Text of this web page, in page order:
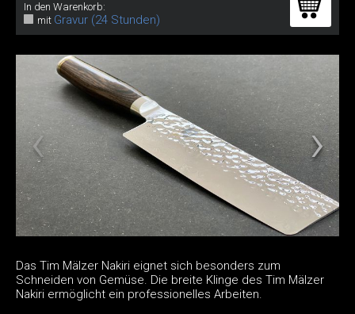
In den Warenkorb:
mit Gravur (24 Stunden)
Das Tim Mälzer Nakiri eignet sich besonders zum
Schneiden von Gemüse. Die breite Klinge des Tim Mälzer
Nakiri ermöglicht ein professionelles Arbeiten.